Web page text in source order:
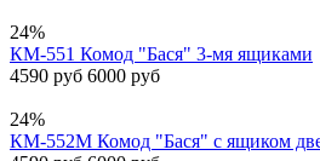
24%
КМ-551 Комод "Бася" 3-мя ящиками
4590 руб 6000 руб
24%
КМ-552М Комод "Бася" с ящиком